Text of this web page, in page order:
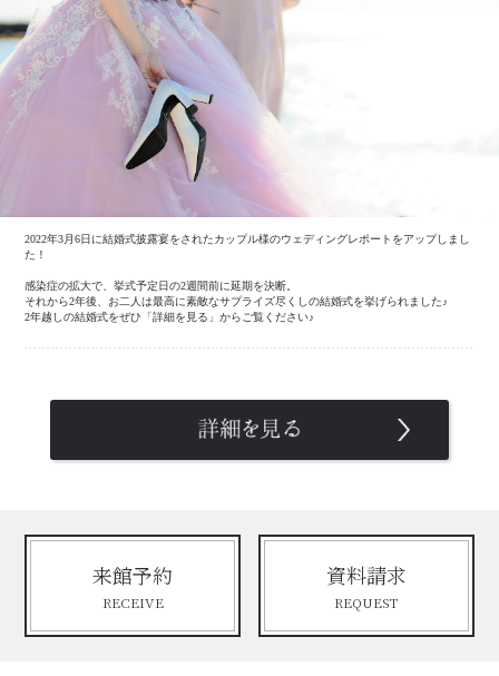
2022年3月6日に結婚式披露宴をされたカップル様のウェディングレポートをアップしまし
た！
感染症の拡大で、挙式予定日の2週間前に延期を決断。
それから2年後、お二人は最高に素敵なサプライズ尽くしの結婚式を挙げられました♪
2年越しの結婚式をぜひ「詳細を見る」からご覧ください♪
来館予約
RECEIVE
資料請求
REQUEST